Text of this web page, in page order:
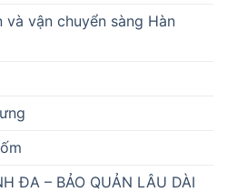
vận chuyển sàng Hàn
ĐA – BẢO QUẢN LÂU DÀI